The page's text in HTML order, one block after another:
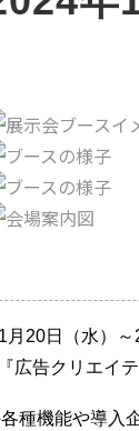
月20日（水）
広告クリエイ
種機能や導入